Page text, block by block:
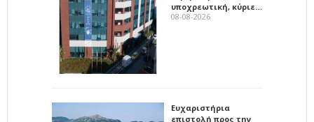
υποχρεωτική, κύριε…
08-08-2026
Ευχαριστήρια
επιστολή προς την